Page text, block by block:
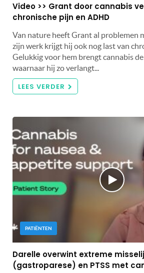
Video >> Grant door cannabis
chronische pijn en ADHD
Van nature heeft Grant al problemen
zijn werk krijgt hij ook nog last van
Gelukkig voor hem brengt cannabis
waarnaar hij zo verlangt...
LEES VERDER
PATIËNTEN
Darelle overwint extreme
(gastroparese) en PTSS met